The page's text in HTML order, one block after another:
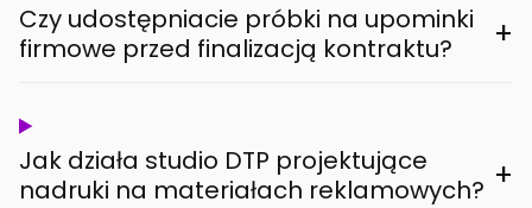
Czy udostępniacie próbki na upominki
firmowe przed finalizacją kontraktu?
+
Jak działa studio DTP projektujące
nadruki na materiałach reklamowych? +